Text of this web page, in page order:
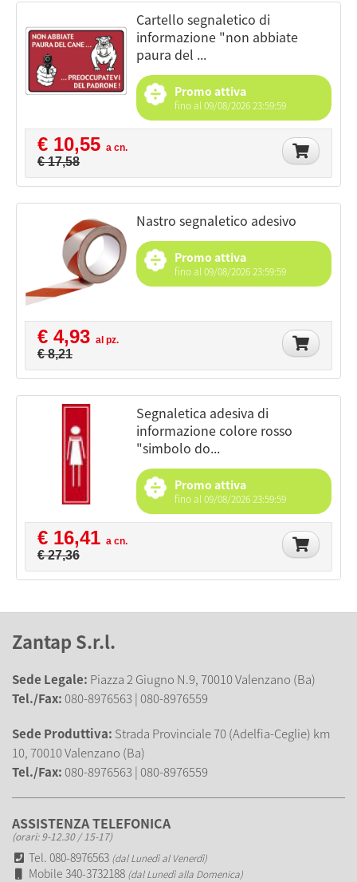
cartello segnaletico di
informazione "non abbiate
paura del ...
Promo attiva
fino al 09/08/2026 23:59:59
€ 10,55 a cn.
€ 17,58
nastro segnaletico adesivo
Promo attiva
fino al 09/08/2026 23:59:59
€ 4,93 al pz.
€ 8,21
segnaletica adesiva di
informazione colore rosso
"simbolo do...
Promo attiva
fino al 09/08/2026 23:59:59
€ 16,41 a cn.
€ 27,36
Zantap S.r.l.
Sede Legale: Piazza 2 Giugno N.9, 70010 Valenzano (Ba)
Tel./Fax:080-8976563 | 080-8976559
Sede Produttiva: Strada Provinciale 70 (Adelfia-Ceglie) km
10, 70010 Valenzano (Ba)
Tel./Fax:080-8976563 | 080-8976559
ASSISTENZA TELEFONICA
(orari: 9-12.30 / 15-17)
Tel. 080-8976563 (dal Lunedì al Venerdì)
Mobile 340-3732188 (dal Lunedì alla Domenica)